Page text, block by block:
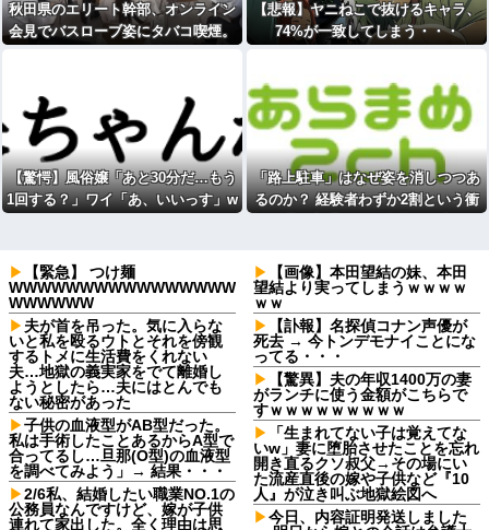
秋田県のエリート幹部、オンライン
会見でバスローブ姿にタバコ喫煙。
【悲報】ヤニねこで抜けるキャラ、
74%が一致してしまう・・・
【驚愕】風俗嬢「あと30分だ…もう
1回する？」ワイ「あ、いいっす」w
「路上駐車」はなぜ姿を消しつつあ
るのか？ 経験者わずか2割という衝
【緊急】 つけ麺
WWWWWWWWWWWWWWWW
WWWWWW
夫が首を吊った。気に入らな
いと私を殴るウトとそれを傍観
するトメに生活費をくれない
夫…地獄の義実家をでて離婚し
ようとしたら…夫にはとんでも
ない秘密があった
子供の血液型がAB型だった。
私は手術したことあるからA型で
合ってるし…旦那(O型)の血液型
を調べてみよう」→ 結果・・・
2/6私、結婚したい職業NO.1の
公務員なんですけど、嫁が子供
連れて家出した。全く理由は思
【画像】本田望結の妹、本田
望結より実ってしまうｗｗｗｗ
ｗｗ
【訃報】名探偵コナン声優が
死去 → 今トンデモナイことにな
ってる・・・
【驚異】夫の年収1400万の妻
がランチに使う金額がこちらで
すｗｗｗｗｗｗｗｗｗ
「生まれてない子は覚えてな
いw」妻に堕胎させたことを忘れ
開き直るクソ叔父→その場にい
た流産直後の嫁や子供など『10
人』が泣き叫ぶ地獄絵図へ
今日、内容証明発送しました